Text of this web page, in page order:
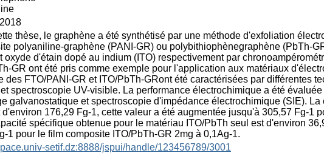
thèse, le graphène a été synthétisé par une méthode d'exfoliation
polyaniline-graphène (PANI-GR) ou polybithiophènegraphène (PbTh-
oxyde d'étain dopé au indium (ITO) respectivement par
GR ont été pris comme exemple pour l'application aux matériaux
des FTO/PANI-GR et ITO/PbTh-GRont été caractérisées par différentes
spectroscopie UV-visible. La performance électrochimique a été
galvanostatique et spectroscopie d'impédance électrochimique (SIE).
d'environ 176,29 Fg-1, cette valeur a été augmentée jusqu'à 305,57 Fg-1
spécifique obtenue pour le matériau ITO/PbTh seul est d'environ
1 pour le film composite ITO/PbTh-GR 2mg à 0,1Ag-1.
setif.dz:8888/jspui/handle/123456789/3001